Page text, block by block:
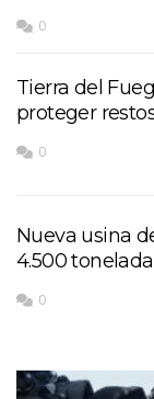
0
Tierra del
proteger
0
Nueva usina
4.500
0